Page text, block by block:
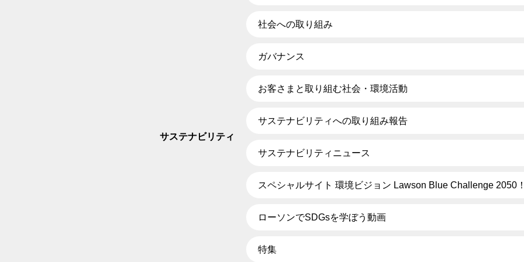
サステナビリティ
社会への取り組み
ガバナンス
お客さまと取り組む社会・環境活動
サステナビリティへの取り組み報告
サステナビリティニュース
スペシャルサイト 環境ビジョン Lawson Blue Challenge 2050
ローソンでSDGsを学ぼう動画
特集